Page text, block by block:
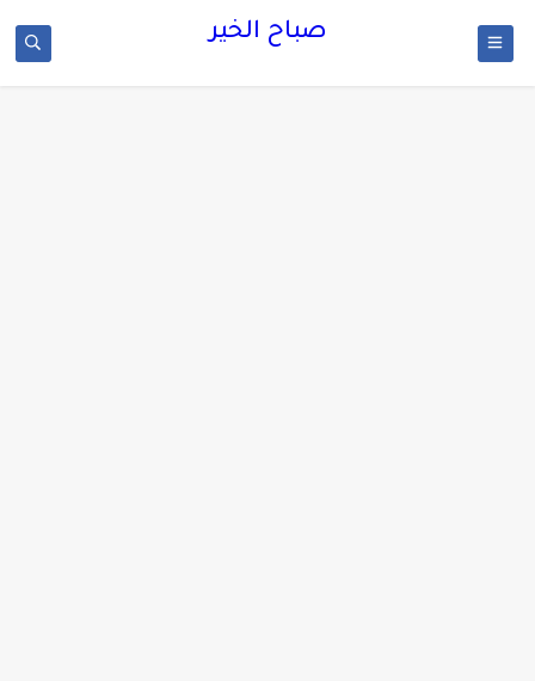
صباح الخير